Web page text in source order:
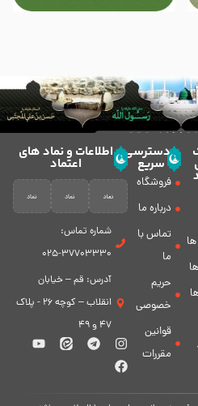
دسترسی
سریع
فروشگاه
درباره ما
تماس با
ما
حریم
خصوصی
قوانین
مقررات
اطلاعات و نماد های
اعتماد
شماره تماس:
37703330-025
آدرس: قم – خیابان
انقلاب – کوچه 26 - پلاک
47 و 49